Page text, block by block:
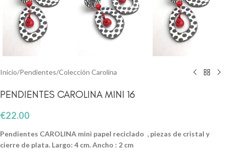
Inicio/Pendientes/Colección Carolina
PENDIENTES CAROLINA MINI 16
€22.00
Pendientes CAROLINA mini papel reciclado , piezas de cristal y
cierre de plata. Largo: 4 cm. Ancho : 2 cm